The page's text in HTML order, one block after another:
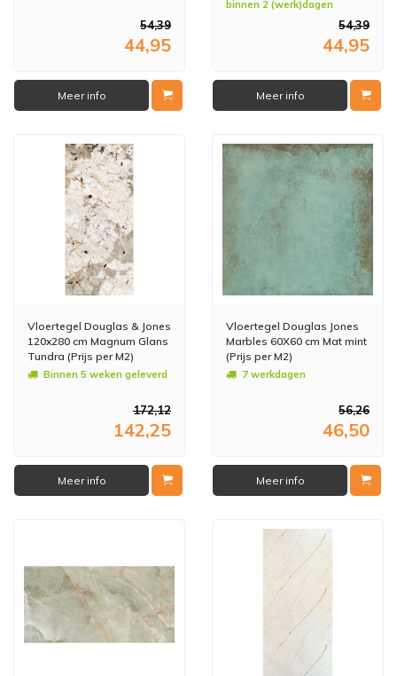
54,39
44,95
Meer info
binnen 2 (werk)dagen
54,39
44,95
Meer info
Vloertegel Douglas & Jones
120x280 cm Magnum Glans
Tundra (Prijs per M2)
Binnen 5 weken geleverd
172,12
142,25
Meer info
Vloertegel Douglas Jones
Marbles 60X60 cm Mat mint
(Prijs per M2)
7 werkdagen
56,26
46,50
Meer info